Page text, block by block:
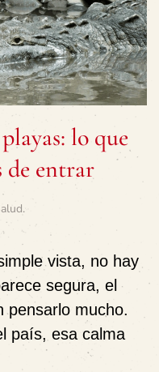
lo que
de entrar
.
vista, no hay
segura, el
pensarlo mucho.
país, esa calma